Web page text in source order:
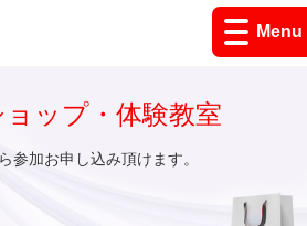
Menu
ップ・体験教室
参加お申し込み頂けます。